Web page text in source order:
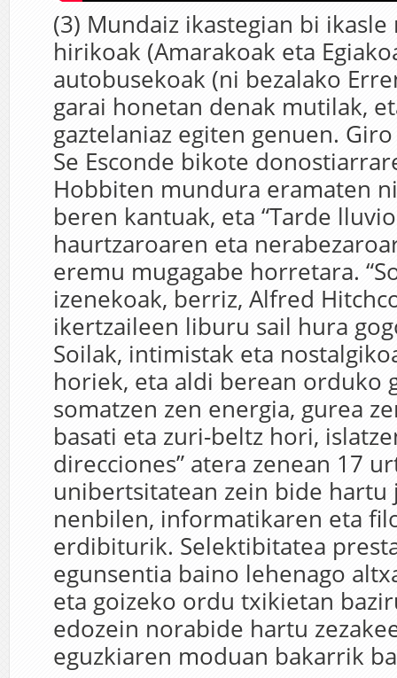
(3) Mundaiz ikastegian bi
hirikoak (Amarakoak eta
autobusekoak (ni bezalako
garai honetan denak mutilak,
gaztelaniaz egiten genuen.
Se Esconde bikote
Hobbiten mundura eramaten
beren kantuak, eta “Tarde
haurtzaroaren eta
eremu mugagabe horretara.
izenekoak, berriz, Alfred
ikertzaileen liburu sail hura
Soilak, intimistak eta
horiek, eta aldi berean orduko
somatzen zen energia, gurea
basati eta zuri-beltz hori,
direcciones” atera zenean 17
unibertsitatean zein bide hartu
nenbilen, informatikaren eta
erdibiturik. Selektibitatea
egunsentia baino lehenago
eta goizeko ordu txikietan
edozein norabide hartu
eguzkiaren moduan bakarrik